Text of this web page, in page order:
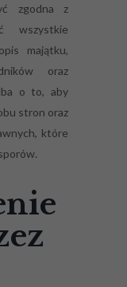
zgodna z
wszystkie
majątku,
oraz
o to, aby
stron oraz
które